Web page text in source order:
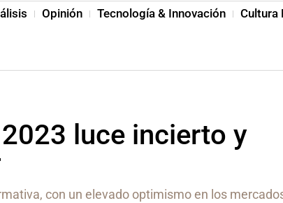
Opinión Tecnología & Innovación Cultura
luce incierto y
con un elevado optimismo en los